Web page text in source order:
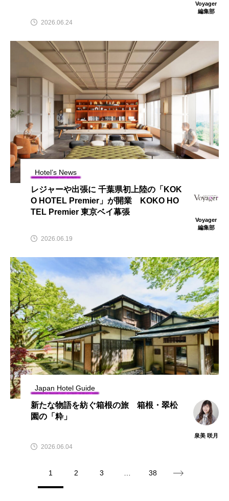
Voyager
編集部
2026.06.24
Hotel’s News
レジャーや出張に 千葉県初上陸の「KOK
O HOTEL Premier」が開業 KOKO HO
TEL Premier 東京ベイ幕張
Voyager
編集部
2026.06.19
Japan Hotel Guide
新たな物語を紡ぐ箱根の旅 箱根・翠松
園の「粋」
泉美 咲月
2026.06.04
1 2 3 … 38